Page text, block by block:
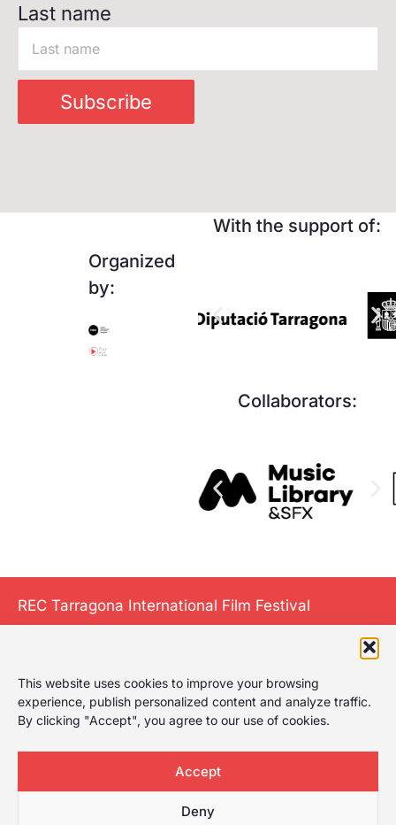
This website uses cookies to improve your browsing
experience, publish personalized content and analyze traffic.
By clicking "Accept", you agree to our use of cookies.
Accept
Deny
Last name
Subscribe
Organized
by:
With the support of:
Collaborators:
REC Tarragona International Film Festival
The International
Film Festival of
the first film
festival in